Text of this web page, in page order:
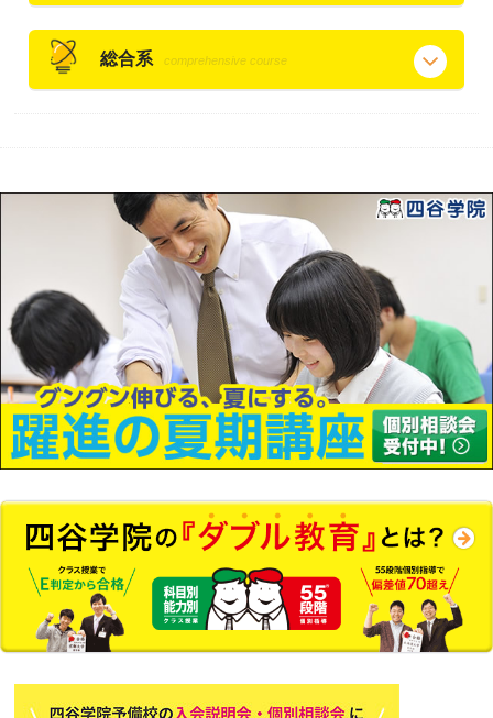
総合系 comprehensive course